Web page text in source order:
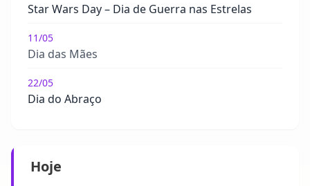
Star Wars Day – Dia de Guerra nas Estrelas
11/05
Dia das Mães
22/05
Dia do Abraço
Hoje